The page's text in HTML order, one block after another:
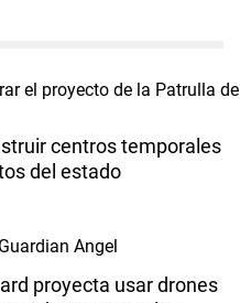
centros temporales
del estado
proyecta usar drones